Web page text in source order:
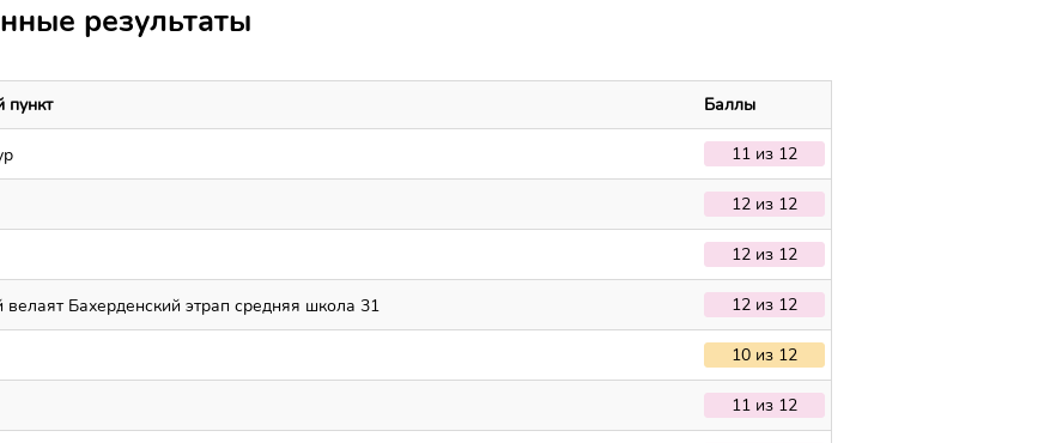
результаты
пункт Баллы
11 из 12
12 из 12
12 из 12
велаят Бахерденский этрап средняя школа 31 12 из 12
10 из 12
11 из 12